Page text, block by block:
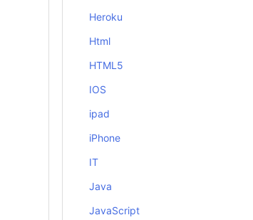
Heroku
Html
HTML5
IOS
ipad
iPhone
IT
Java
JavaScript